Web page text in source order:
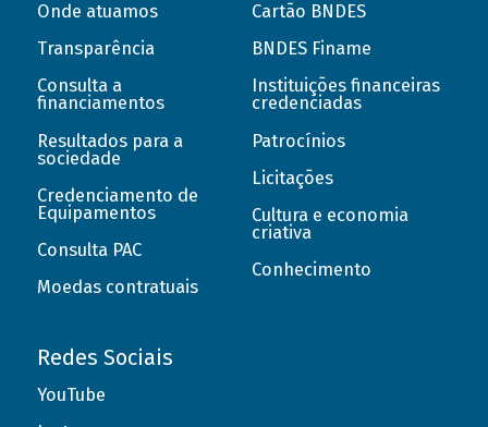
Onde atuamos
Transparência
Consulta a
financiamentos
Resultados para a
sociedade
Credenciamento de
Equipamentos
Consulta PAC
Moedas contratuais
Cartão BNDES
BNDES Finame
Instituições financeiras
credenciadas
Patrocínios
Licitações
Cultura e economia
criativa
Conhecimento
Redes Sociais
YouTube